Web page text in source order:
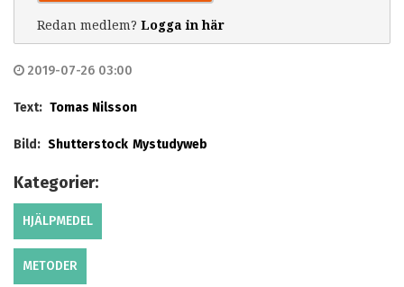
Redan medlem? Logga in här
2019-07-26 03:00
Text: Tomas Nilsson
Bild: Shutterstock Mystudyweb
Kategorier:
HJÄLPMEDEL
METODER